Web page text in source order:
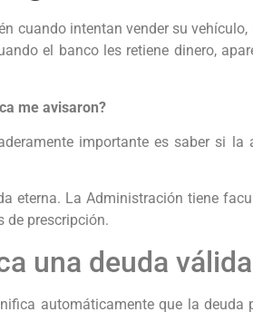
cuando intentan vender su
el banco les retiene dinero,
me avisaron?
importante es saber si
eterna. La Administración tiene
de prescripción.
una deuda válida
automáticamente que la deuda